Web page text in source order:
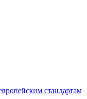
стандартам